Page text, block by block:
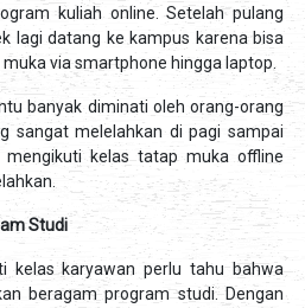
kuliah online. Setelah pulang
lagi datang ke kampus karena bisa
via smartphone hingga laptop.
banyak diminati oleh orang-orang
sangat melelahkan di pagi sampai
kelas tatap muka offline
Studi
kelas karyawan perlu tahu bahwa
beragam program studi. Dengan